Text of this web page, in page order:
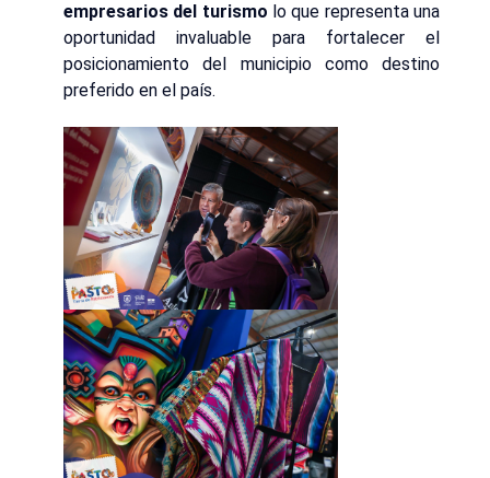
empresarios del turismo lo que representa una
oportunidad invaluable para fortalecer el
posicionamiento del municipio como destino
preferido en el país.